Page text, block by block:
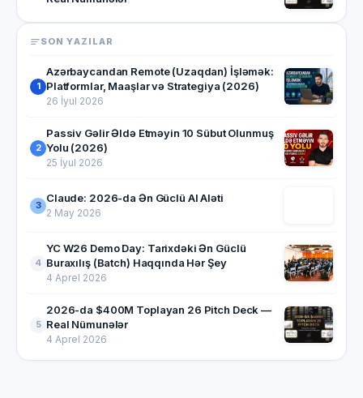
SON YAZILAR
1
Azərbaycandan Remote (Uzaqdan) İşləmək:
Platformlar, Maaşlar və Strategiya (2026)
26 İyul 2026
2
Passiv Gəlir Əldə Etməyin 10 Sübut Olunmuş
Yolu (2026)
25 İyul 2026
3
Claude: 2026-da Ən Güclü AI Aləti
2 May 2026
4
YC W26 Demo Day: Tarixdəki Ən Güclü
Buraxılış (Batch) Haqqında Hər Şey
4 Aprel 2026
5
2026-da $400M Toplayan 26 Pitch Deck —
Real Nümunələr
4 Aprel 2026